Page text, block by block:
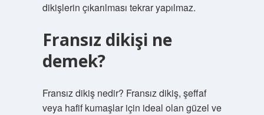
dikişlerin çıkarılması tekrar yapılmaz.
Fransız dikişi ne
demek?
Fransız dikiş nedir? Fransız dikiş, şeffaf
veya hafif kumaşlar için ideal olan güzel ve